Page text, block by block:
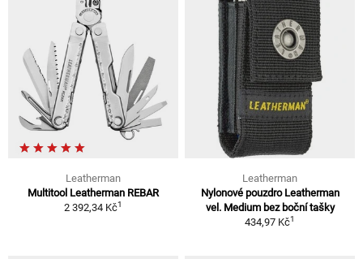
Leatherman
Multitool Leatherman REBAR
2 392,34 Kč1
Leatherman
Nylonové pouzdro Leatherman
vel. Medium bez boční tašky
434,97 Kč1